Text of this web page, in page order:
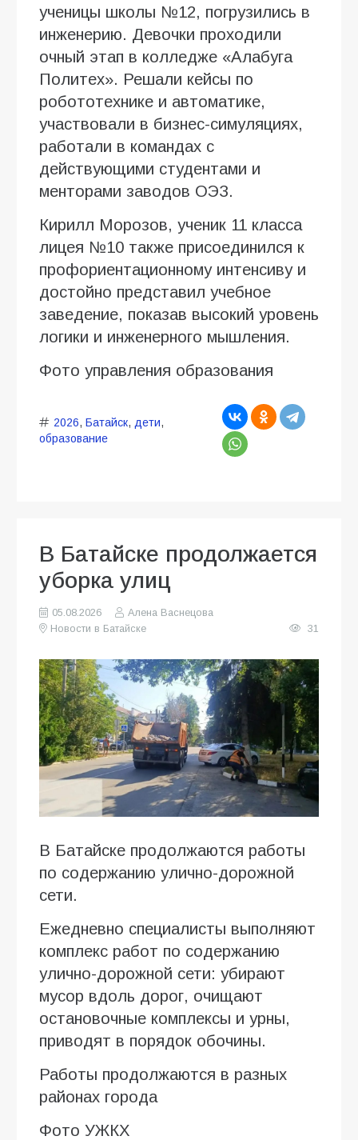
ученицы школы №12, погрузились в
инженерию. Девочки проходили
очный этап в колледже «Алабуга
Политех». Решали кейсы по
робототехнике и автоматике,
участвовали в бизнес-симуляциях,
работали в командах с
действующими студентами и
менторами заводов ОЭЗ.
Кирилл Морозов, ученик 11 класса
лицея №10 также присоединился к
профориентационному интенсиву и
достойно представил учебное
заведение, показав высокий уровень
логики и инженерного мышления.
Фото управления образования
2026, Батайск, дети,
образование
В Батайске продолжается
уборка улиц
05.08.2026
Алена Васнецова
Новости в Батайске
31
В Батайске продолжаются работы
по содержанию улично-дорожной
сети.
Ежедневно специалисты выполняют
комплекс работ по содержанию
улично-дорожной сети: убирают
мусор вдоль дорог, очищают
остановочные комплексы и урны,
приводят в порядок обочины.
Работы продолжаются в разных
районах города
Фото УЖКХ